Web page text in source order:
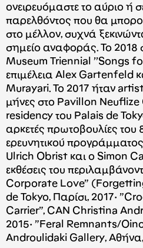
ονειρευόμαστε το αύριο ή
παρελθόντος που θα
στο μέλλον, συχνά
σημείο αναφοράς. Το 2018
Museum Triennial ’’Songs
επιμέλεια Alex Gartenfeld
Murayari. To 2017 ήταν
μήνες στο Pavillon
residency του Palais de
αρκετές πρωτοβουλίες του
ερευνητικού
Ulrich Obrist και ο Simon
εκθέσεις του
Corporate Love”
de Tokyo, Παρίσι, 2017·
Carrier”, CAN Christina
2015· ”Feral Remnants/
Androulidaki Gallery,